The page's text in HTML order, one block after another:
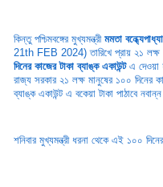
কিন্তু পশ্চিমবঙ্গের মুখ্যমন্ত্রীমমতা
21th FEB 2024) তারিখে প্রায় ২১ লক্ষ
দিনের কাজের টাকা ব্যাঙ্ক একাউন্ট এ দেওয়া
রাজ্য সরকার ২১ লক্ষ মানুষের ১০০ দিনের
ব্যাঙ্ক একাউন্ট এ বকেয়া টাকা পাঠাবে
শনিবার মুখ্যমন্ত্রী ধরনা থেকে এই ১০০